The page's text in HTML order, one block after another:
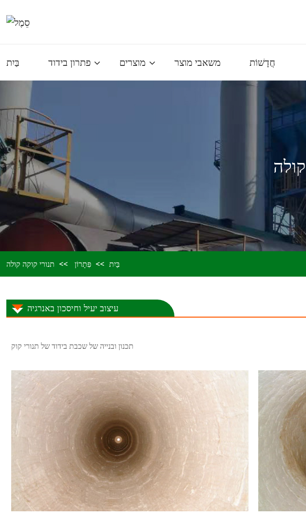
בַּיִת פתרון בידוד מוצרים משאבי מוצר חֲדָשׁוֹת
בַּיִת פִּתָרוֹן תנורי קוקה קולה
עיצוב יעיל וחיסכון באנרגיה
תכנון ובנייה של שכבת בידוד של תנורי קוק